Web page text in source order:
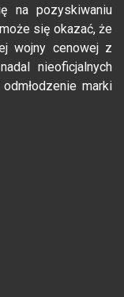
na pozyskiwaniu
się okazać, że
wojny cenowej z
nieoficjalnych
marki